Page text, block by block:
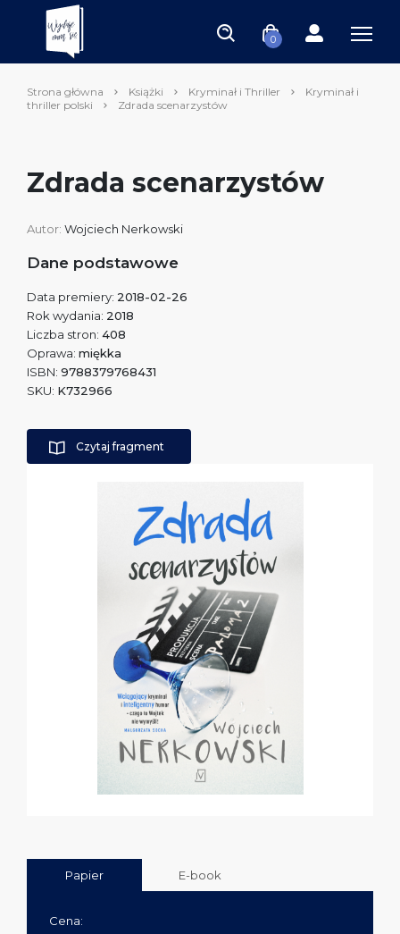
0
Strona główna Książki Kryminał i Thriller
Kryminał i
thriller polski
Zdrada scenarzystów
Zdrada scenarzystów
Autor: Wojciech Nerkowski
Dane podstawowe
Data premiery: 2018-02-26
Rok wydania: 2018
Liczba stron: 408
Oprawa: miękka
ISBN: 9788379768431
SKU: K732966
Czytaj fragment
Papier E-book
Cena: